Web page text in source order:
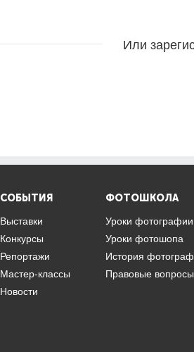
Или
СОБЫТИЯ
Выставки
Конкурсы
Репортажи
Мастер-классы
Новости
ФОТОШКОЛА
Уроки фотографии
Уроки фотошопа
История
Правовые вопросы